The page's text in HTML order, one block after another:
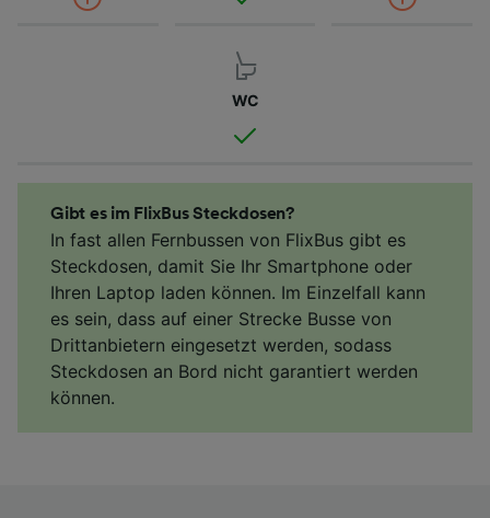
WC
Gibt es im FlixBus Steckdosen?
In fast allen Fernbussen von FlixBus gibt es
Steckdosen, damit Sie Ihr Smartphone oder
Ihren Laptop laden können. Im Einzelfall kann
es sein, dass auf einer Strecke Busse von
Drittanbietern eingesetzt werden, sodass
Steckdosen an Bord nicht garantiert werden
können.